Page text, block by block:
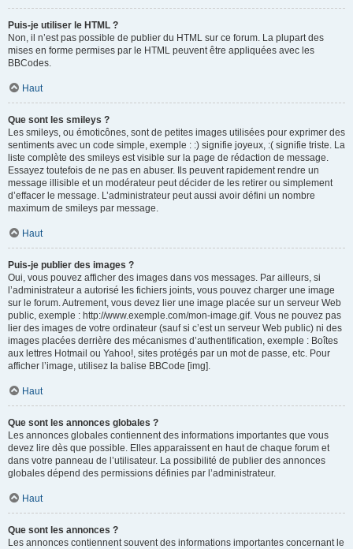
Puis-je utiliser le HTML ?
Non, il n’est pas possible de publier du HTML sur ce forum. La plupart des
mises en forme permises par le HTML peuvent être appliquées avec les
BBCodes.
Haut
Que sont les smileys ?
Les smileys, ou émoticônes, sont de petites images utilisées pour exprimer des
sentiments avec un code simple, exemple : :) signifie joyeux, :( signifie triste. La
liste complète des smileys est visible sur la page de rédaction de message.
Essayez toutefois de ne pas en abuser. Ils peuvent rapidement rendre un
message illisible et un modérateur peut décider de les retirer ou simplement
d’effacer le message. L’administrateur peut aussi avoir défini un nombre
maximum de smileys par message.
Haut
Puis-je publier des images ?
Oui, vous pouvez afficher des images dans vos messages. Par ailleurs, si
l’administrateur a autorisé les fichiers joints, vous pouvez charger une image
sur le forum. Autrement, vous devez lier une image placée sur un serveur Web
public, exemple : http://www.exemple.com/mon-image.gif. Vous ne pouvez pas
lier des images de votre ordinateur (sauf si c’est un serveur Web public) ni des
images placées derrière des mécanismes d’authentification, exemple : Boîtes
aux lettres Hotmail ou Yahoo!, sites protégés par un mot de passe, etc. Pour
afficher l’image, utilisez la balise BBCode [img].
Haut
Que sont les annonces globales ?
Les annonces globales contiennent des informations importantes que vous
devez lire dès que possible. Elles apparaissent en haut de chaque forum et
dans votre panneau de l’utilisateur. La possibilité de publier des annonces
globales dépend des permissions définies par l’administrateur.
Haut
Que sont les annonces ?
Les annonces contiennent souvent des informations importantes concernant le